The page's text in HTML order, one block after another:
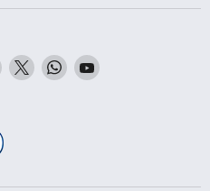
Finden
Sie
Twitch
Finden
Sie
Finden
Sie
Finden